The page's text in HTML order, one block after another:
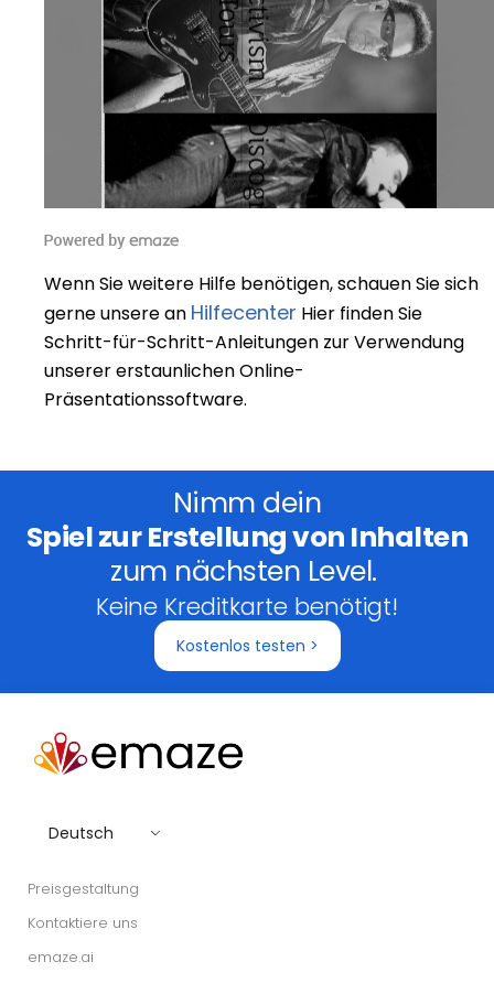
Wenn Sie weitere Hilfe benötigen, schauen Sie sich
gerne unsere an Hilfecenter Hier finden Sie
Schritt-für-Schritt-Anleitungen zur Verwendung
unserer erstaunlichen Online-
Präsentationssoftware.
Nimm dein
Spiel zur Erstellung von Inhalten
zum nächsten Level.
Keine Kreditkarte benötigt!
Kostenlos testen >
Deutsch
Preisgestaltung
Kontaktiere uns
emaze.ai